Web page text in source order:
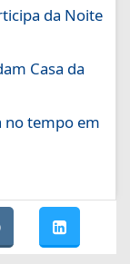
da Noite
Casa da
no tempo em